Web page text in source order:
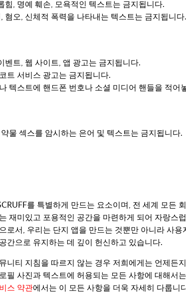
힘, 명예 훼손, 모욕적인 텍스트는 금지됩니다.
혐오, 신체적 폭력을 나타내는 텍스트는 금지됩니다.
벤트, 웹 사이트, 앱 광고는 금지됩니다.
트 서비스 광고는 금지됩니다.
텍스트에 핸드폰 번호나 소셜 미디어 핸들을 적어
물 섹스를 암시하는 은어 및 텍스트는 금지됩니다.
를 특별하게 만드는 요소이며, 전 세계 모든
재미있고 포용적인 공간을 마련하게 되어 자랑스
로서, 우리는 단지 앱을 만드는 것뿐만 아니라 사용
간으로 유지하는 데 깊이 헌신하고 있습니다.
니티 지침을 따르지 않는 경우 저희에게는 언제든
필 사진과 텍스트에 허용되는 모든 사항에 대해서
스 약관에서는 이 모든 사항을 더욱 자세히 다룹니